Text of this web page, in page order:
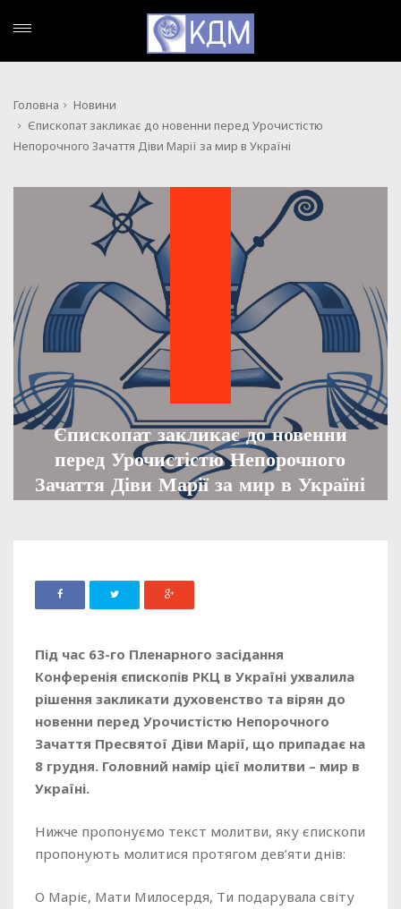
Головна
Новини
Єпископат закликає до новенни перед Урочистістю
Непорочного Зачаття Діви Марії за мир в Україні
Єпископат закликає до новенни
перед Урочистістю Непорочного
Зачаття Діви Марії за мир в Україні
Під час 63-го Пленарного засідання
Конференія єпископів РКЦ в Україні ухвалила
рішення закликати духовенство та вірян до
новенни перед Урочистістю Непорочного
Зачаття Пресвятої Діви Марії, що припадає на
8 грудня. Головний намір цієї молитви – мир в
Україні.
Нижче пропонуємо текст молитви, яку єпископи
пропонують молитися протягом дев’яти днів:
О Маріє, Мати Милосердя, Ти подарувала світу